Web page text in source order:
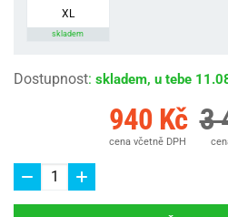
XL
skladem
Dostupnost: skladem, u tebe
940 Kč
cena včetně DPH
3